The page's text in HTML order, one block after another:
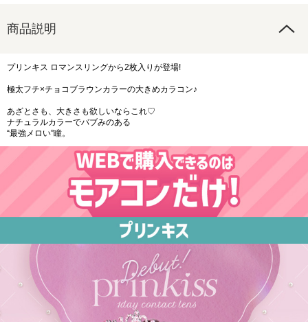
商品説明
プリンキス ロマンスリングから2枚入りが登場!
極太フチ×チョコブラウンカラーの大きめカラコン♪
あざとさも、大きさも欲しいならこれ♡
ナチュラルカラーでバブみのある
“最強メロい”瞳。